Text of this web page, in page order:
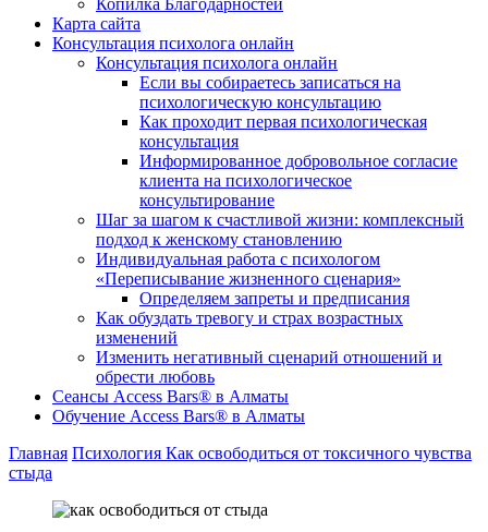
Копилка Благодарностей
Карта сайта
Консультация психолога онлайн
Консультация психолога онлайн
Если вы собираетесь записаться на
психологическую консультацию
Как проходит первая психологическая
консультация
Информированное добровольное согласие
клиента на психологическое
консультирование
Шаг за шагом к счастливой жизни: комплексный
подход к женскому становлению
Индивидуальная работа с психологом
«Переписывание жизненного сценария»
Определяем запреты и предписания
Как обуздать тревогу и страх возрастных
изменений
Изменить негативный сценарий отношений и
обрести любовь
Cеансы Access Bars® в Алматы
Обучение Access Bars® в Алматы
Главная Психология Как освободиться от токсичного чувства
стыда